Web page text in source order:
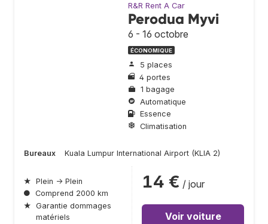
R&R Rent A Car
Perodua Myvi
6 - 16 octobre
ÉCONOMIQUE
5 places
4 portes
1 bagage
Automatique
Essence
Climatisation
Bureaux Kuala Lumpur International Airport (KLIA 2)
★ Plein → Plein
● Comprend 2000 km
★ Garantie dommages
matériels
14 € / jour
Voir voiture